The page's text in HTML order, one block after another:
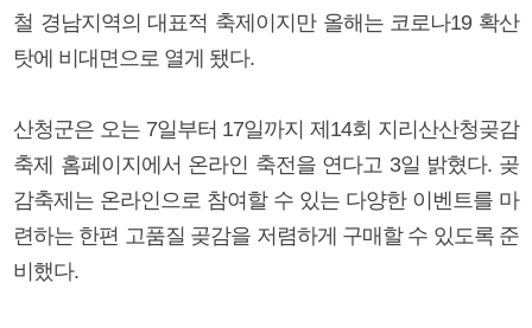
철 경남지역의 대표적 축제이지만 올해는 코로나19 확산
탓에 비대면으로 열게 됐다.
산청군은 오는 7일부터 17일까지 제14회 지리산산청곶감
축제 홈페이지에서 온라인 축전을 연다고 3일 밝혔다. 곶
감축제는 온라인으로 참여할 수 있는 다양한 이벤트를 마
련하는 한편 고품질 곶감을 저렴하게 구매할 수 있도록 준
비했다.